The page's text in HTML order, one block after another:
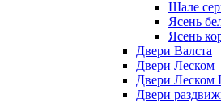
Шале
Ясень
Ясень
Двери Валста
Двери Леском
Двери
Двери